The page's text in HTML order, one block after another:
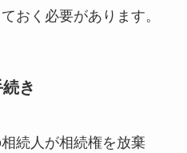
おく必要があります。
き
続人が相続権を放棄